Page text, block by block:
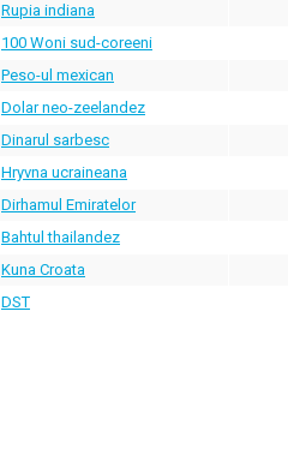
Rupia indiana
100 Woni sud-coreeni
Peso-ul mexican
Dolar neo-zeelandez
Dinarul sarbesc
Hryvna ucraineana
Dirhamul Emiratelor
Bahtul thailandez
Kuna Croata
DST